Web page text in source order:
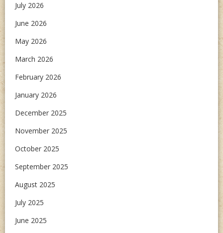
July 2026
June 2026
May 2026
March 2026
February 2026
January 2026
December 2025
November 2025
October 2025
September 2025
August 2025
July 2025
June 2025